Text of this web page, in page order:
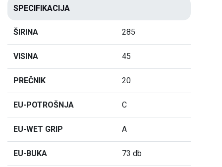
SPECIFIKACIJA
ŠIRINA 285
VISINA 45
PREČNIK 20
EU-POTROŠNJA C
EU-WET GRIP A
EU-BUKA 73 db